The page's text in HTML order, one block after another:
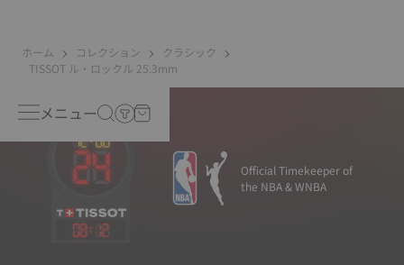
ホーム コレクション
クラシック
TISSOT ル・ロックル 25.3mm
メニュー
08: 12
Official Timekeeper of
the NBA & WNBA